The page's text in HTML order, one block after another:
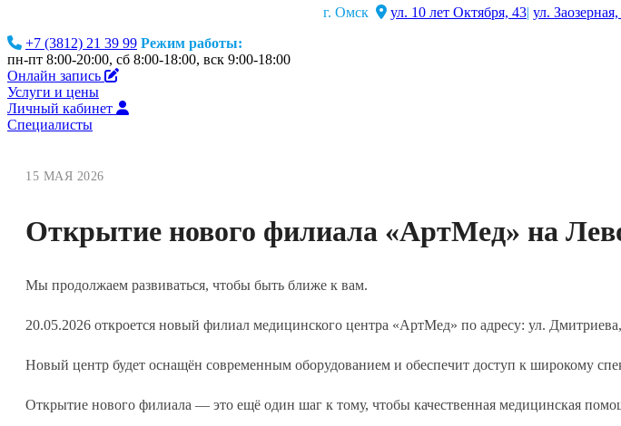
г. Омск ул. 10 лет Октября, 43| ул. Заозерная,
+7 (3812) 21 39 99 Режим работы:
пн-пт 8:00-20:00, сб 8:00-18:00, вск 9:00-18:00
Онлайн запись
Услуги и цены
Личный кабинет
Специалисты
15 МАЯ 2026
Открытие нового филиала «АртМед» на
Мы продолжаем развиваться, чтобы быть ближе к вам.
20.05.2026 откроется новый филиал медицинского центра «АртМед» по адресу: ул.
Новый центр будет оснащён современным оборудованием и обеспечит доступ к широкому
Открытие нового филиала — это ещё один шаг к тому, чтобы качественная медицинская